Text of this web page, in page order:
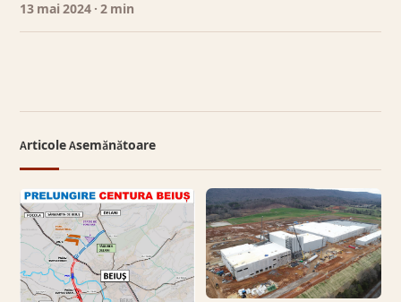
13 mai 2024 · 2 min
Articole Asemănătoare